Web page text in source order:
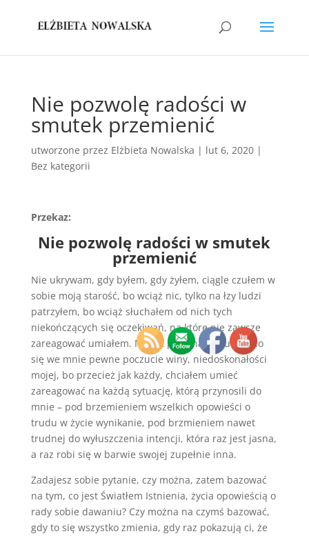
Nie pozwolę radości w
smutek przemienić
utworzone przez Elżbieta Nowalska | lut 6, 2020|
Bez kategorii
Przekaz:
Nie pozwolę radości w smutek
przemienić
Nie ukrywam, gdy byłem, gdy żyłem, ciągle czułem w
sobie moją starość, bo wciąż nic, tylko na łzy ludzi
patrzyłem, bo wciąż słuchałem od nich tych
niekończących się oczekiwań, na które nie zawsze
zareagować umiałem. Nawet przyznam, budowało
się we mnie pewne poczucie winy, niedoskonałości
mojej, bo przecież jak każdy, chciałem umieć
zareagować na każdą sytuację, którą przynosili do
mnie – pod brzemieniem wszelkich opowieści o
trudu w życie wynikanie, pod brzmieniem nawet
trudnej do wyłuszczenia intencji, która raz jest jasna,
a raz robi się w barwie swojej zupełnie inna.
Zadajesz sobie pytanie, czy można, zatem bazować
na tym, co jest Światłem Istnienia, życia opowieścią o
rady sobie dawaniu? Czy można na czymś bazować,
gdy to się wszystko zmienia, gdy raz pokazują ci, że